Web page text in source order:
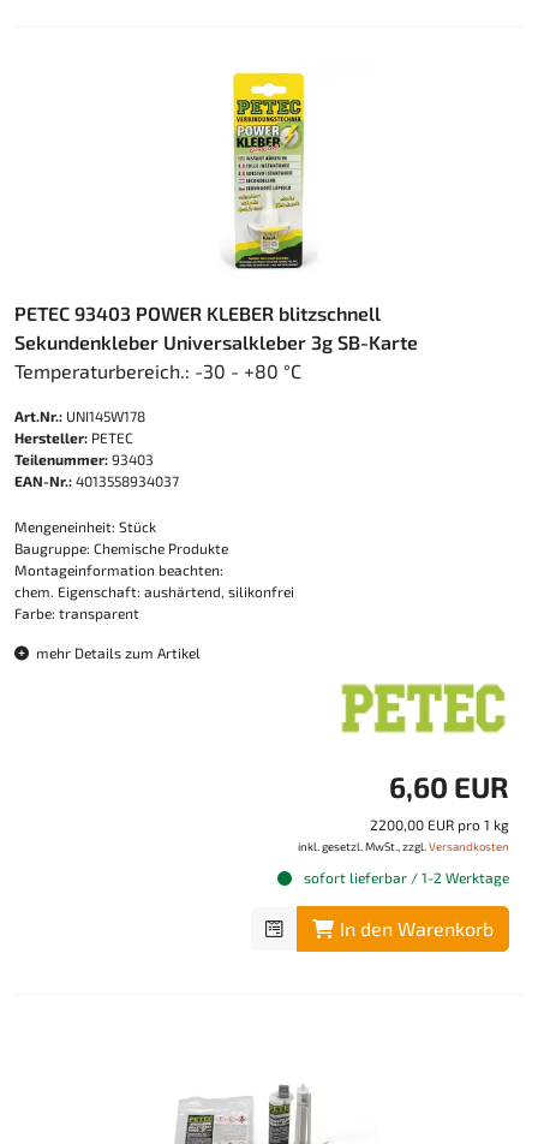
PETEC 93403 POWER KLEBER blitzschnell
Sekundenkleber Universalkleber 3g SB-Karte
Temperaturbereich.: -30 - +80 °C
Art.Nr.: UNI145W178
Hersteller: PETEC
Teilenummer: 93403
EAN-Nr.: 4013558934037
Mengeneinheit: Stück
Baugruppe: Chemische Produkte
Montageinformation beachten:
chem. Eigenschaft: aushärtend, silikonfrei
Farbe: transparent
mehr Details zum Artikel
6,60 EUR
2200,00 EUR pro 1 kg
inkl. gesetzl. MwSt., zzgl. Versandkosten
sofort lieferbar / 1-2 Werktage
In den Warenkorb